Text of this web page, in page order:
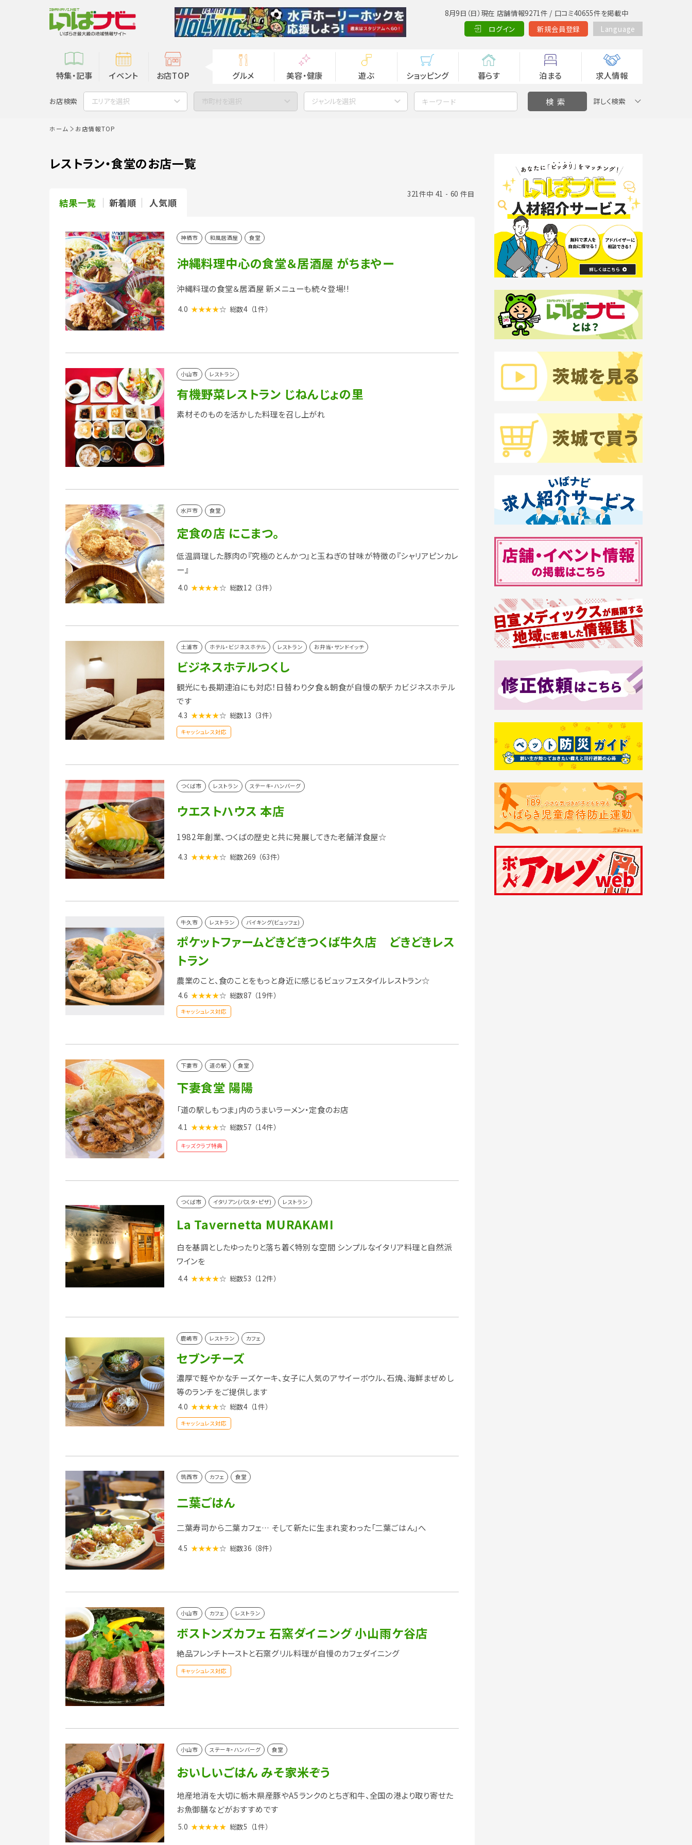
8月9日（日）現在 店舗情報9271件 / 口コミ40655件を掲載中
ログイン
新規会員登録 Language
特集・記事 イベント お店TOP グルメ 美容・健康 遊ぶ ショッピング 暮らす 泊まる 求人情報
お店検索 エリアを選択 市町村を選択 ジャンルを選択 詳しく検索
ホーム お店情報TOP
レストラン・食堂のお店一覧
結果一覧 新着順 人気順
321件中 41 - 60 件目
神栖市 和風居酒屋 食堂
沖縄料理中心の食堂＆居酒屋 がちまやー
沖縄料理の食堂＆居酒屋 新メニューも続々登場!!
4.0 ★★★★☆ 総数4 （1件）
小山市 レストラン
有機野菜レストラン じねんじょの里
素材そのものを活かした料理を召し上がれ
水戸市 食堂
定食の店 にこまつ。
低温調理した豚肉の『究極のとんかつ』と玉ねぎの甘味が特徴の『シャリアピンカレ
ー』
4.0 ★★★★☆ 総数12 （3件）
土浦市 ホテル・ビジネスホテル レストラン お弁当・サンドイッチ
ビジネスホテルつくし
観光にも長期連泊にも対応！日替わり夕食＆朝食が自慢の駅チカビジネスホテル
です
4.3 ★★★★☆ 総数13 （3件）
キャッシュレス対応
つくば市 レストラン ステーキ・ハンバーグ
ウエストハウス 本店
1982年創業、つくばの歴史と共に発展してきた老舗洋食屋☆
4.3 ★★★★☆ 総数269 （63件）
牛久市 レストラン バイキング(ビュッフェ)
ポケットファームどきどきつくば牛久店 どきどきレス
トラン
農業のこと、食のことをもっと身近に感じるビュッフェスタイルレストラン☆
4.6 ★★★★☆ 総数87 （19件）
キャッシュレス対応
下妻市 道の駅 食堂
下妻食堂 陽陽
「道の駅しもつま」内のうまいラーメン・定食のお店
4.1 ★★★★☆ 総数57 （14件）
キッズクラブ特典
つくば市 イタリアン(パスタ・ピザ) レストラン
La Tavernetta MURAKAMI
白を基調としたゆったりと落ち着く特別な空間 シンプルなイタリア料理と自然派
ワインを
4.4 ★★★★☆ 総数53 （12件）
鹿嶋市 レストラン カフェ
セブンチーズ
濃厚で軽やかなチーズケーキ、女子に人気のアサイーボウル、石焼、海鮮まぜめし
等のランチをご提供します
4.0 ★★★★☆ 総数4 （1件）
キャッシュレス対応
筑西市 カフェ 食堂
二葉ごはん
二葉寿司から二葉カフェ… そして新たに生まれ変わった「二葉ごはん」へ
4.5 ★★★★☆ 総数36 （8件）
小山市 カフェ レストラン
ボストンズカフェ 石窯ダイニング 小山雨ケ谷店
絶品フレンチトーストと石窯グリル料理が自慢のカフェダイニング
キャッシュレス対応
小山市 ステーキ・ハンバーグ 食堂
おいしいごはん みそ家米ぞう
地産地消を大切に栃木県産豚やA5ランクのとちぎ和牛、全国の港より取り寄せた
お魚御膳などがおすすめです
5.0 ★★★★★ 総数5 （1件）